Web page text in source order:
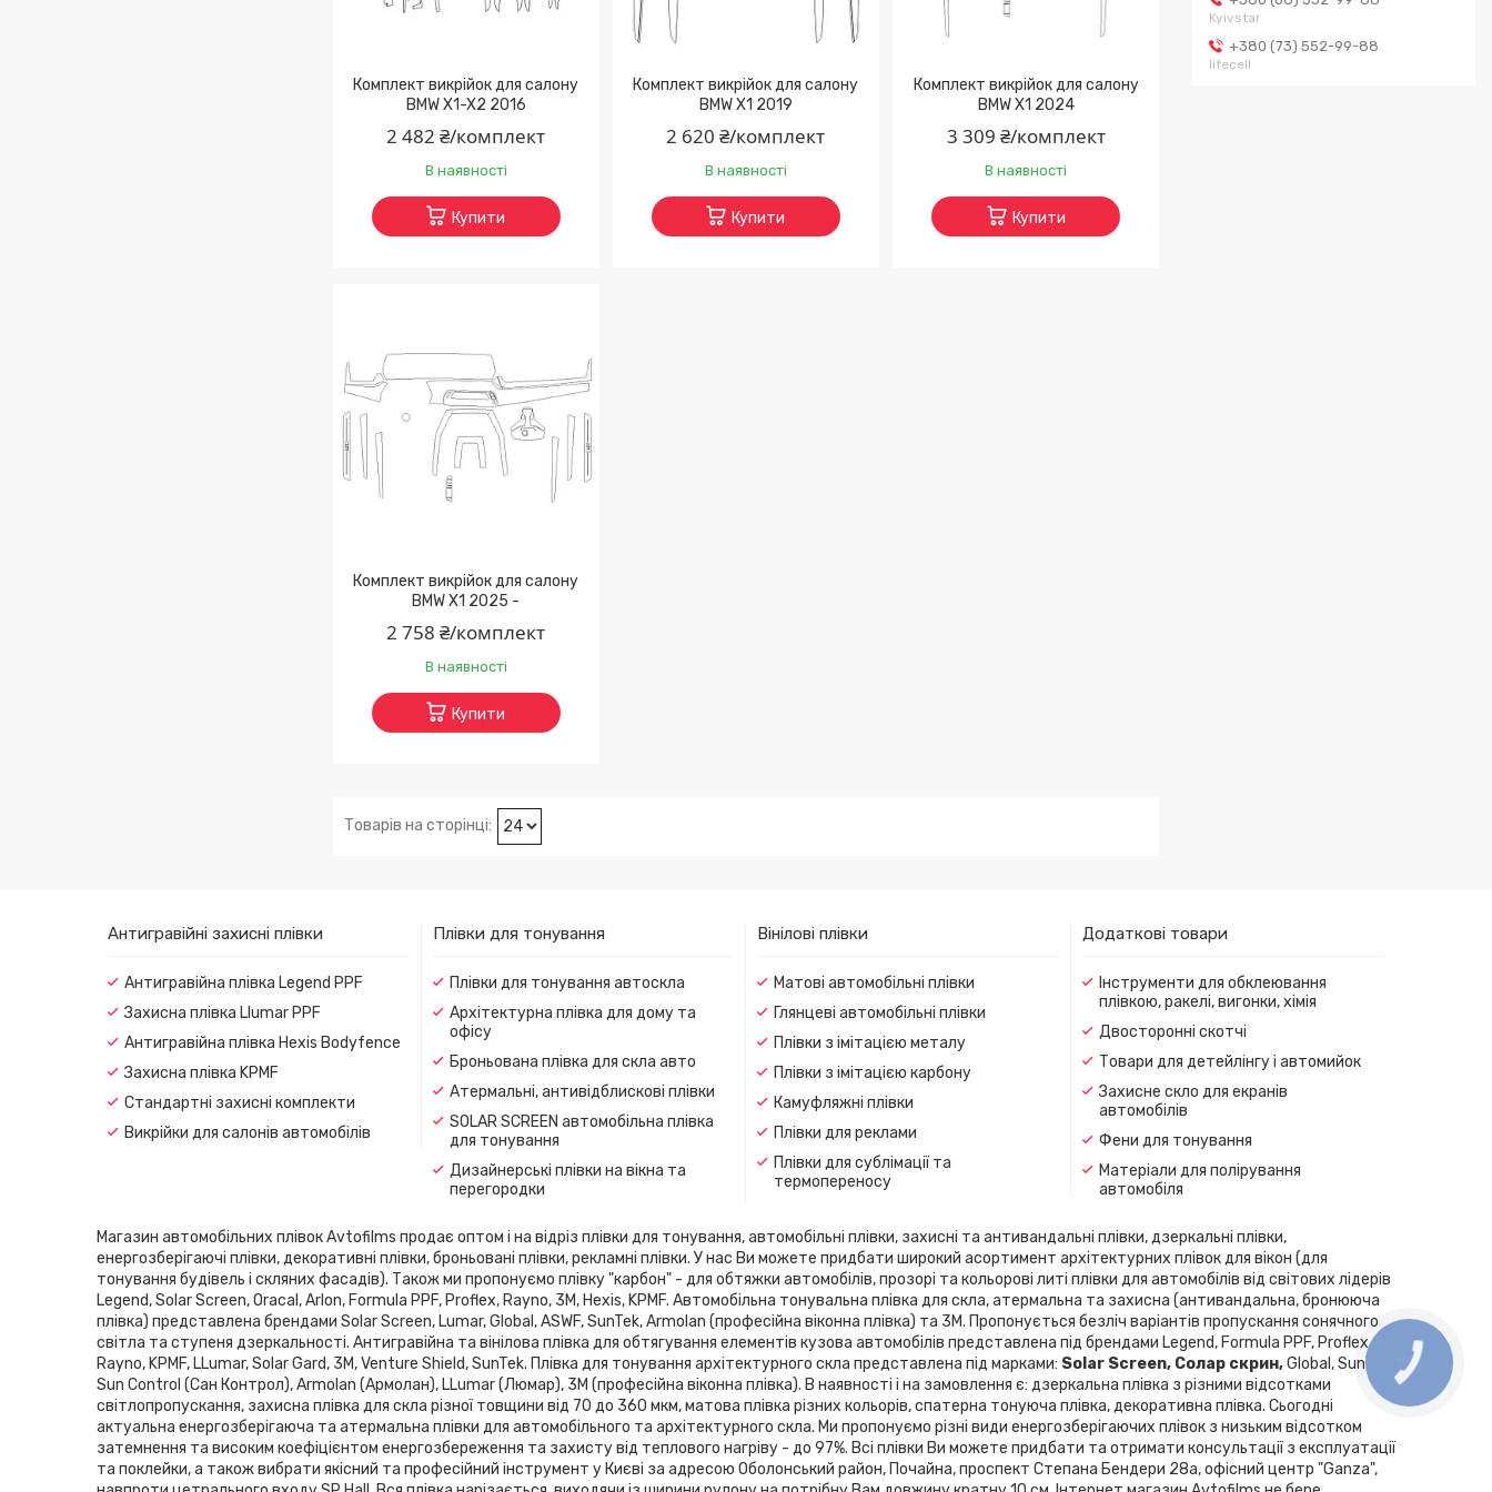
Kyivstar
+380 (73) 552-99-88
lifecell
Комплект викрійок для салону
BMW X1-X2 2016
2 482 ₴/комплект
В наявності
Купити
Комплект викрійок для салону
BMW X1 2019
2 620 ₴/комплект
В наявності
Купити
Комплект викрійок для салону
BMW X1 2024
3 309 ₴/комплект
В наявності
Купити
Комплект викрійок для салону
BMW X1 2025 -
2 758 ₴/комплект
В наявності
Купити
Антигравійні захисні плівки
Антигравійна плівка Legend PPF
Захисна плівка Llumar PPF
Антигравійна плівка Hexis Bodyfence
Захисна плівка KPMF
Стандартні захисні комплекти
Викрійки для салонів автомобілів
Плівки для тонування
Плівки для тонування автоскла
Архітектурна плівка для дому та
офісу
Броньована плівка для скла авто
Атермальні, антивідблискові плівки
SOLAR SCREEN автомобільна плівка
для тонування
Дизайнерські плівки на вікна та
перегородки
Вінілові плівки
Матові автомобільні плівки
Глянцеві автомобільні плівки
Плівки з імітацією металу
Плівки з імітацією карбону
Камуфляжні плівки
Плівки для реклами
Плівки для сублімації та
термопереносу
Додаткові товари
Інструменти для обклеювання
плівкою, ракелі, вигонки, хімія
Двосторонні скотчі
Товари для детейлінгу і автомийок
Захисне скло для екранів
автомобілів
Фени для тонування
Матеріали для полірування
автомобіля
Магазин автомобільних плівок Avtofilms продає оптом і на відріз плівки для тонування, автомобільні плівки, захисні та антивандальні плівки, дзеркальні плівки,
енергозберігаючі плівки, декоративні плівки, броньовані плівки, рекламні плівки. У нас Ви можете придбати широкий асортимент архітектурних плівок для вікон (для
тонування будівель і скляних фасадів). Також ми пропонуємо плівку "карбон" - для обтяжки автомобілів, прозорі та кольорові литі плівки для автомобілів від світових лідерів
Legend, Solar Screen, Oracal, Arlon, Formula PPF, Proflex, Rayno, 3М, Hexis, KPMF. Автомобільна тонувальна плівка для скла, атермальна та захисна (антивандальна, бронююча
плівка) представлена ​​брендами Solar Screen, Lumar, Global, ASWF, SunTek, Armolan (професійна віконна плівка) та 3М. Пропонується безліч варіантів пропускання сонячного
світла та ступеня дзеркальності. Антигравійна та вінілова плівка для обтягування елементів кузова автомобілів представлена ​​під брендами Legend, Formula PPF, Proflex,
Rayno, KPMF, LLumar, Solar Gard, 3M, Venture Shield, SunTek. Плівка для тонування архітектурного скла представлена ​​під марками: Solar Screen, Cолар скрин,Global, SunTek,
Sun Control (Сан Контрол), Armolan (Армолан), LLumar (Люмар), 3М (професійна віконна плівка). В наявності і на замовлення є: дзеркальна плівка з різними відсотками
світлопропускання, захисна плівка для скла різної товщини від 70 до 360 мкм, матова плівка різних кольорів, спатерна тонуюча плівка, декоративна плівка. Сьогодні
актуальна енергозберігаюча та атермальна плівки для автомобільного та архітектурного скла. Ми пропонуємо різні види енергозберігаючих плівок з низьким відсотком
затемнення та високим коефіцієнтом енергозбереження та захисту від теплового нагріву - до 97%. Всі плівки Ви можете придбати та отримати консультації з експлуатації
та поклейки, а також вибрати якісний та професійний інструмент у Києві за адресою Оболонський район, Почайна, проспект Степана Бендери 28а, офісний центр "Ganza",